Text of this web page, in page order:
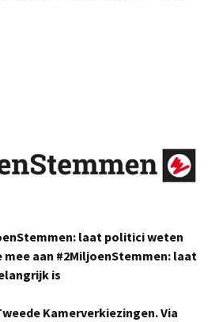
laat politici weten
aan #2MiljoenStemmen: laat
is
Kamerverkiezingen. Via